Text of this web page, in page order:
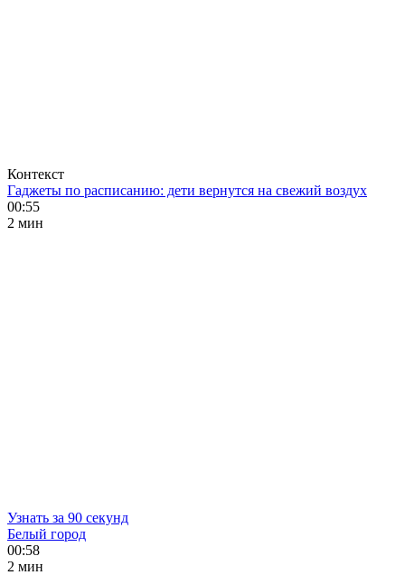
Контекст
Гаджеты по расписанию: дети вернутся на свежий воздух
00:55
2 мин
Узнать за 90 секунд
Белый город
00:58
2 мин